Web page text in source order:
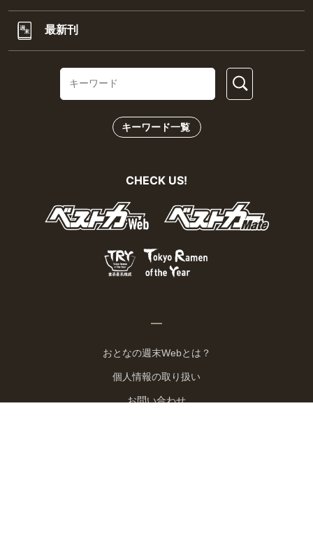
最新刊
キーワード一覧
CHECK US!
おとなの週末Webとは？
個人情報の取り扱い
お問い合わせ